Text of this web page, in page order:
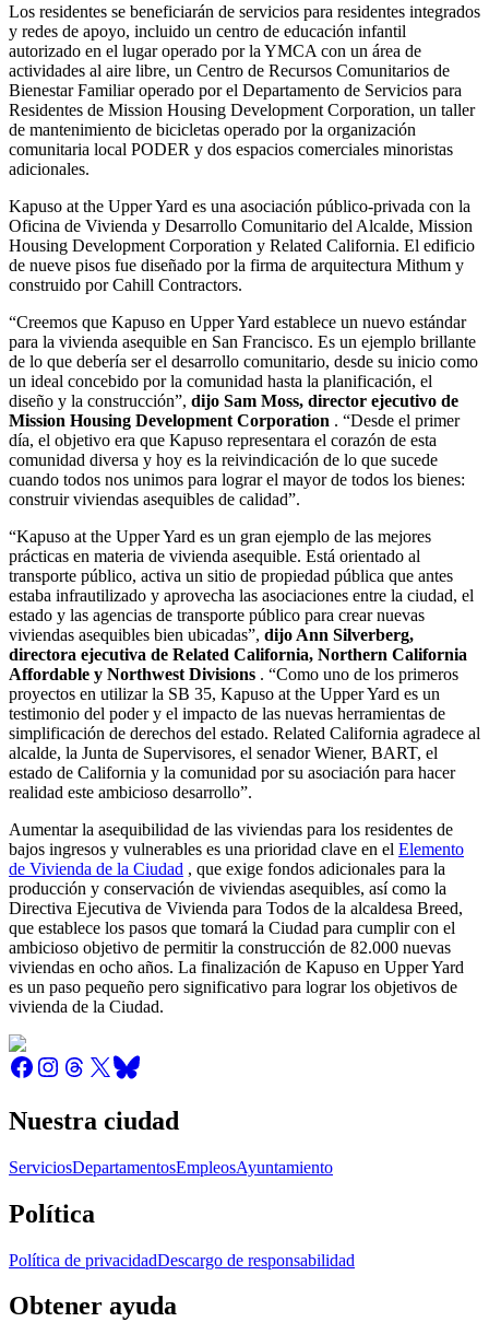
Los residentes se beneficiarán de servicios para residentes integrados
y redes de apoyo, incluido un centro de educación infantil
autorizado en el lugar operado por la YMCA con un área de
actividades al aire libre, un Centro de Recursos Comunitarios de
Bienestar Familiar operado por el Departamento de Servicios para
Residentes de Mission Housing Development Corporation, un taller
de mantenimiento de bicicletas operado por la organización
comunitaria local PODER y dos espacios comerciales minoristas
adicionales.
Kapuso at the Upper Yard es una asociación público-privada con la
Oficina de Vivienda y Desarrollo Comunitario del Alcalde, Mission
Housing Development Corporation y Related California. El edificio
de nueve pisos fue diseñado por la firma de arquitectura Mithum y
construido por Cahill Contractors.
“Creemos que Kapuso en Upper Yard establece un nuevo estándar
para la vivienda asequible en San Francisco. Es un ejemplo brillante
de lo que debería ser el desarrollo comunitario, desde su inicio como
un ideal concebido por la comunidad hasta la planificación, el
diseño y la construcción”, dijo Sam Moss, director ejecutivo de
Mission Housing Development Corporation . “Desde el primer
día, el objetivo era que Kapuso representara el corazón de esta
comunidad diversa y hoy es la reivindicación de lo que sucede
cuando todos nos unimos para lograr el mayor de todos los bienes:
construir viviendas asequibles de calidad”.
“Kapuso at the Upper Yard es un gran ejemplo de las mejores
prácticas en materia de vivienda asequible. Está orientado al
transporte público, activa un sitio de propiedad pública que antes
estaba infrautilizado y aprovecha las asociaciones entre la ciudad, el
estado y las agencias de transporte público para crear nuevas
viviendas asequibles bien ubicadas”, dijo Ann Silverberg,
directora ejecutiva de Related California, Northern California
Affordable y Northwest Divisions . “Como uno de los primeros
proyectos en utilizar la SB 35, Kapuso at the Upper Yard es un
testimonio del poder y el impacto de las nuevas herramientas de
simplificación de derechos del estado. Related California agradece al
alcalde, la Junta de Supervisores, el senador Wiener, BART, el
estado de California y la comunidad por su asociación para hacer
realidad este ambicioso desarrollo”.
Aumentar la asequibilidad de las viviendas para los residentes de
bajos ingresos y vulnerables es una prioridad clave en el Elemento
de Vivienda de la Ciudad , que exige fondos adicionales para la
producción y conservación de viviendas asequibles, así como la
Directiva Ejecutiva de Vivienda para Todos de la alcaldesa Breed,
que establece los pasos que tomará la Ciudad para cumplir con el
ambicioso objetivo de permitir la construcción de 82.000 nuevas
viviendas en ocho años. La finalización de Kapuso en Upper Yard
es un paso pequeño pero significativo para lograr los objetivos de
vivienda de la Ciudad.
Nuestra ciudad
ServiciosDepartamentosEmpleosAyuntamiento
Política
Política de privacidadDescargo de responsabilidad
Obtener ayuda